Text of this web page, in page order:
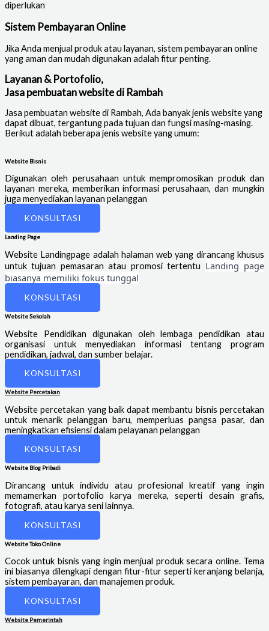
diperlukan
Sistem Pembayaran Online
Jika Anda menjual produk atau layanan, sistem pembayaran online
yang aman dan mudah digunakan adalah fitur penting.
Layanan & Portofolio,
Jasa pembuatan website di Rambah
Jasa pembuatan website di Rambah, Ada banyak jenis website yang
dapat dibuat, tergantung pada tujuan dan fungsi masing-masing.
Berikut adalah beberapa jenis website yang umum:
Website Bisnis
Digunakan oleh perusahaan untuk mempromosikan produk dan
layanan mereka, memberikan informasi perusahaan, dan mungkin
juga menyediakan layanan pelanggan
KONSULTASI
Landing Page
Website Landingpage adalah halaman web yang dirancang khusus
untuk tujuan pemasaran atau promosi tertentu Landing page
biasanya memiliki fokus tunggal
KONSULTASI
Website Sekolah
Website Pendidikan digunakan oleh lembaga pendidikan atau
organisasi untuk menyediakan informasi tentang program
pendidikan, jadwal, dan sumber belajar.
KONSULTASI
Website Percetakan
Website percetakan yang baik dapat membantu bisnis percetakan
untuk menarik pelanggan baru, memperluas pangsa pasar, dan
meningkatkan efisiensi dalam pelayanan pelanggan
KONSULTASI
Website Blog Pribadi
Dirancang untuk individu atau profesional kreatif yang ingin
memamerkan portofolio karya mereka, seperti desain grafis,
fotografi, atau karya seni lainnya.
KONSULTASI
Website Toko Online
Cocok untuk bisnis yang ingin menjual produk secara online. Tema
ini biasanya dilengkapi dengan fitur-fitur seperti keranjang belanja,
sistem pembayaran, dan manajemen produk.
KONSULTASI
Website Pemerintah